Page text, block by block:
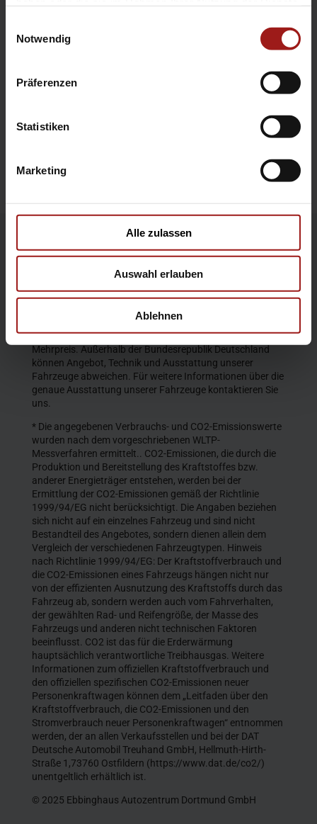
Notwendig
Präferenzen
Statistiken
Marketing
Alle zulassen
Auswahl erlauben
Ablehnen
Ebbinghaus in Unna
Garantie
Die Produktbeschreibungen und Abbildungen enthalten
teilweise auch Sonderausstattungen, die nicht zum
entspricht dem Stand bei Veröffentlichung. Wir behalten
Die abgebildeten Farben geben den wirklichen Farbton nur
annähernd wieder. Gezeigte Sonderausstattungen gegen
Mehrpreis. Außerhalb der Bundesrepublik Deutschland
können Angebot, Technik und Ausstattung unserer
Fahrzeuge abweichen. Für weitere Informationen über die
genaue Ausstattung unserer Fahrzeuge kontaktieren Sie
uns.
* Die angegebenen Verbrauchs- und CO2-Emissionswerte
wurden nach dem vorgeschriebenen WLTP-
Messverfahren ermittelt.. CO2-Emissionen, die durch die
Produktion und Bereitstellung des Kraftstoffes bzw.
anderer Energieträger entstehen, werden bei der
Ermittlung der CO2-Emissionen gemäß der Richtlinie
1999/94/EG nicht berücksichtigt. Die Angaben beziehen
sich nicht auf ein einzelnes Fahrzeug und sind nicht
Bestandteil des Angebotes, sondern dienen allein dem
Vergleich der verschiedenen Fahrzeugtypen. Hinweis
nach Richtlinie 1999/94/EG: Der Kraftstoffverbrauch und
die CO2-Emissionen eines Fahrzeugs hängen nicht nur
von der effizienten Ausnutzung des Kraftstoffs durch das
Fahrzeug ab, sondern werden auch vom Fahrverhalten,
der gewählten Rad- und Reifengröße, der Masse des
Fahrzeugs und anderen nicht technischen Faktoren
beeinflusst. CO2 ist das für die Erderwärmung
hauptsächlich verantwortliche Treibhausgas. Weitere
Informationen zum offiziellen Kraftstoffverbrauch und
den offiziellen spezifischen CO2-Emissionen neuer
Personenkraftwagen können dem „Leitfaden über den
Kraftstoffverbrauch, die CO2-Emissionen und den
Stromverbrauch neuer Personenkraftwagen“ entnommen
werden, der an allen Verkaufsstellen und bei der DAT
Deutsche Automobil Treuhand GmbH, Hellmuth-Hirth-
Straße 1,73760 Ostfildern (https://www.dat.de/co2/)
unentgeltlich erhältlich ist.
© 2025 Ebbinghaus Autozentrum Dortmund GmbH